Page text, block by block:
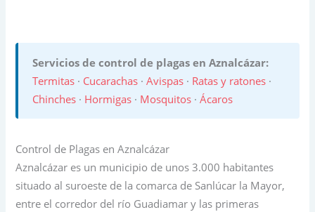
Servicios de control de plagas en Aznalcázar:
Termitas · Cucarachas ·Avispas · Ratas y ratones ·
Chinches · Hormigas · Mosquitos ·Ácaros
Control de Plagas en Aznalcázar
Aznalcázar es un municipio de unos 3.000 habitantes
situado al suroeste de la comarca de Sanlúcar la Mayor,
entre el corredor del río Guadiamar y las primeras